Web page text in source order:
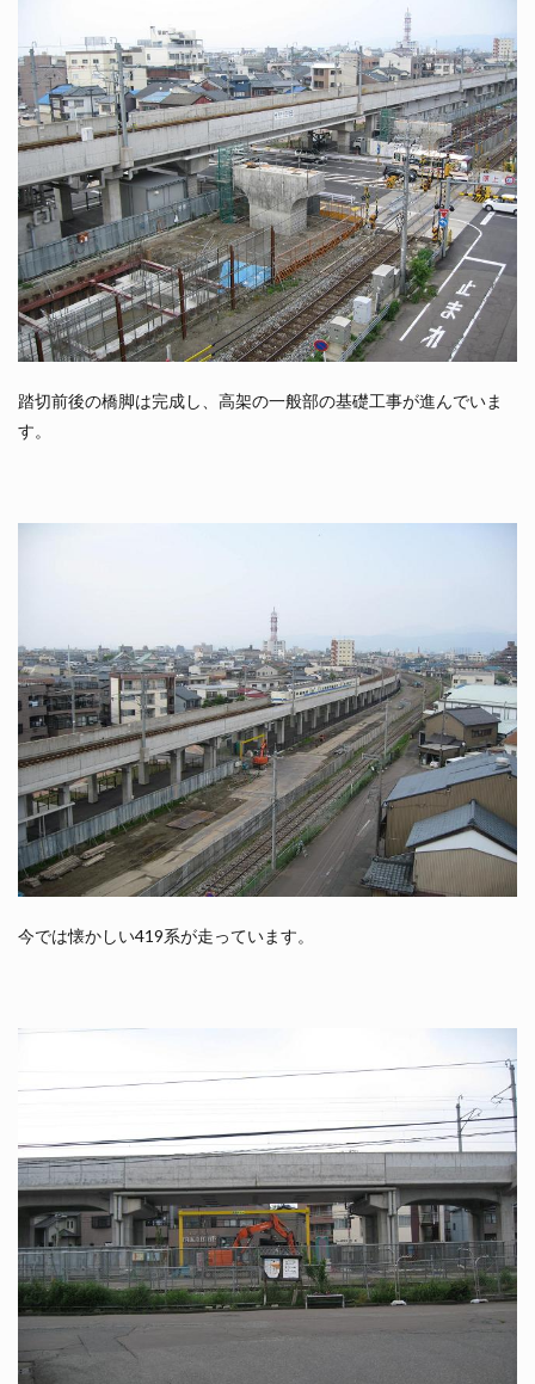
踏切前後の橋脚は完成し、高架の一般部の基礎工事が進んでいま
す。
今では懐かしい419系が走っています。